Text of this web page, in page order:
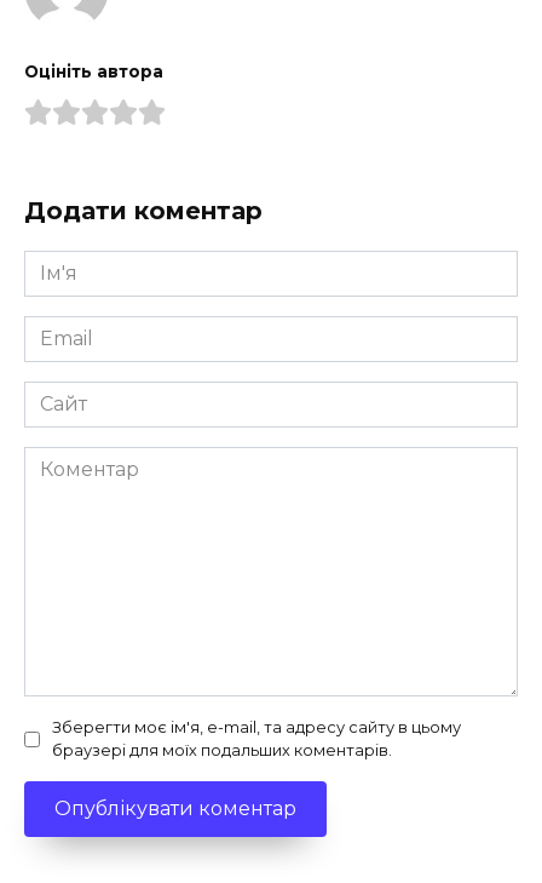
Оцініть автора
Додати коментар
Ім'я
*
Email
*
Сайт
Коментар
Зберегти моє ім'я, e-mail, та адресу сайту в цьому
браузері для моїх подальших коментарів.